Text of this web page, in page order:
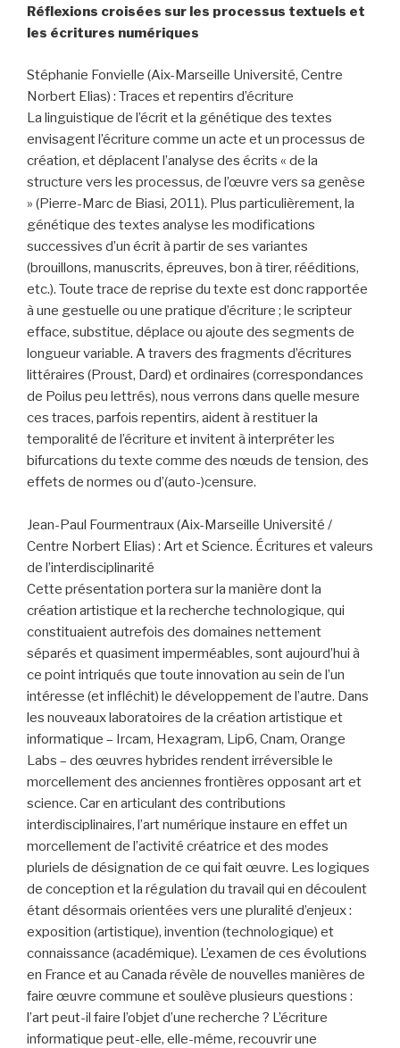
Réflexions croisées sur les processus textuels et
les écritures numériques
Stéphanie Fonvielle (Aix-Marseille Université, Centre
Norbert Elias) : Traces et repentirs d’écriture
La linguistique de l’écrit et la génétique des textes
envisagent l’écriture comme un acte et un processus de
création, et déplacent l’analyse des écrits « de la
structure vers les processus, de l’œuvre vers sa genèse
» (Pierre-Marc de Biasi, 2011). Plus particulièrement, la
génétique des textes analyse les modifications
successives d’un écrit à partir de ses variantes
(brouillons, manuscrits, épreuves, bon à tirer, rééditions,
etc.). Toute trace de reprise du texte est donc rapportée
à une gestuelle ou une pratique d’écriture ; le scripteur
efface, substitue, déplace ou ajoute des segments de
longueur variable. A travers des fragments d’écritures
littéraires (Proust, Dard) et ordinaires (correspondances
de Poilus peu lettrés), nous verrons dans quelle mesure
ces traces, parfois repentirs, aident à restituer la
temporalité de l’écriture et invitent à interpréter les
bifurcations du texte comme des nœuds de tension, des
effets de normes ou d’(auto-)censure.
Jean-Paul Fourmentraux (Aix-Marseille Université /
Centre Norbert Elias) : Art et Science. Écritures et valeurs
de l’interdisciplinarité
Cette présentation portera sur la manière dont la
création artistique et la recherche technologique, qui
constituaient autrefois des domaines nettement
séparés et quasiment imperméables, sont aujourd’hui à
ce point intriqués que toute innovation au sein de l’un
intéresse (et infléchit) le développement de l’autre. Dans
les nouveaux laboratoires de la création artistique et
informatique – Ircam, Hexagram, Lip6, Cnam, Orange
Labs – des œuvres hybrides rendent irréversible le
morcellement des anciennes frontières opposant art et
science. Car en articulant des contributions
interdisciplinaires, l’art numérique instaure en effet un
morcellement de l’activité créatrice et des modes
pluriels de désignation de ce qui fait œuvre. Les logiques
de conception et la régulation du travail qui en découlent
étant désormais orientées vers une pluralité d’enjeux :
exposition (artistique), invention (technologique) et
connaissance (académique). L’examen de ces évolutions
en France et au Canada révèle de nouvelles manières de
faire œuvre commune et soulève plusieurs questions :
l’art peut-il faire l’objet d’une recherche ? L’écriture
informatique peut-elle, elle-même, recouvrir une